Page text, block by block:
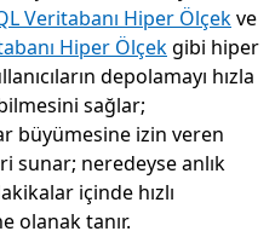
Veritabanı Hiper Ölçekve
Hiper Ölçekgibi hiper
depolamayı hızla
sağlar;
büyümesine izin veren
sunar; neredeyse anlık
içinde hızlı
olanak tanır.